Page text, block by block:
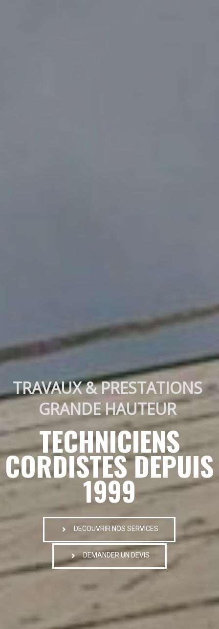
TRAVAUX & PRESTATIONS
GRANDE HAUTEUR
TECHNICIENS
CORDISTES DEPUIS
1999
DECOUVRIR NOS SERVICES
DEMANDER UN DEVIS